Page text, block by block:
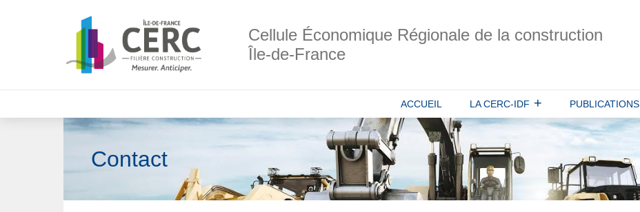
Cellule Économique Régionale de la construction
Île-de-France
ACCUEIL LA CERC-IDF PUBLICATIONS
Contact